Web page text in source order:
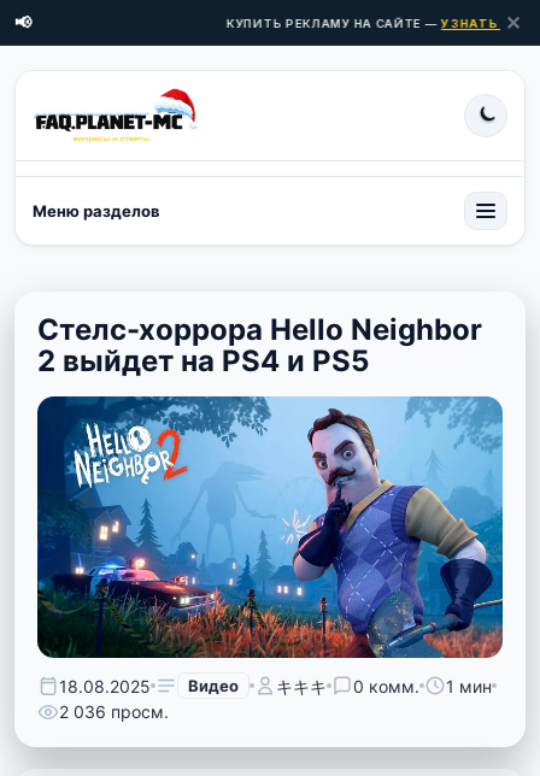
📢 КУПИТЬ РЕКЛАМУ НА САЙТЕ —УЗНАТЬ ЦЕНЫ
✕
Меню разделов
Стелс-хоррора Hello Neighbor
2 выйдет на PS4 и PS5
18.08.2025 Видео キキキ 0 комм.
1 мин
2 036 просм.